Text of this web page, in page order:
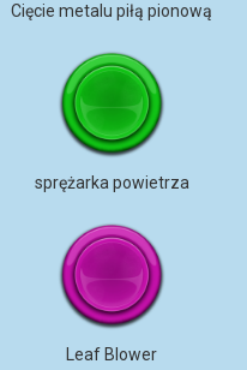
Cięcie metalu piłą pionową
sprężarka powietrza
Leaf Blower